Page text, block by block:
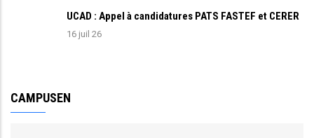
UCAD : Appel à candidatures PATS FASTEF et CERER
16 juil 26
CAMPUSEN